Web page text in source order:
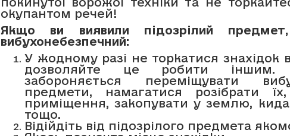
окупантом речей!
Якщо ви виявили підозрілий
вибухонебезпечний:
У жодному разі не торкатися знахідок
доз­воляйте це робити іншим.
забороняється переміщувати
предмети, намагатися розібрати
приміщення, закопувати у землю,
тощо.
Відійдіть від підозрілого предмета